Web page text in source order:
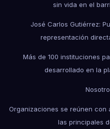
sin vida en el
José Carlos Gutiérrez:
representación
Más de 100 instituciones
desarrollado en la
Organizaciones se reúnen
las principales